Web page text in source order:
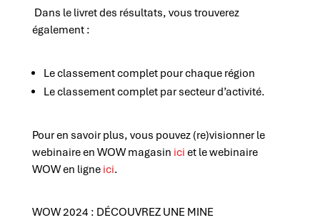
Dans le livret des résultats, vous trouverez
également :
Le classement complet pour chaque région
Le classement complet par secteur d’activité.
Pour en savoir plus, vous pouvez (re)visionner le
webinaire en WOW magasin ici et le webinaire
WOW en ligne ici.
WOW 2024 : DÉCOUVREZ UNE MINE